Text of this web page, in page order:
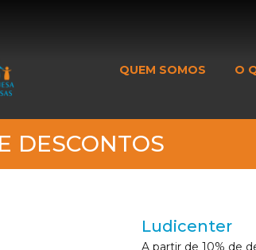
QUEM SOMOS O
DESCONTOS
Ludicenter
A partir de 10% de